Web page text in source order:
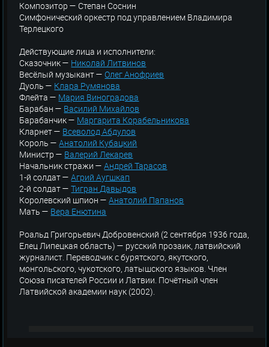
Композитор — Степан Соснин
Симфонический оркестр под управлением Владимира
Терлецкого
Действующие лица и исполнители:
Сказочник — Николай Литвинов
Весёлый музыкант —Олег Анофриев
Дуоль — Клара Румянова
Флейта — Мария Виноградова
Барабан — Василий Михайлов
Барабанчик — Маргарита Корабельникова
Кларнет — Всеволод Абдулов
Король —Анатолий Кубацкий
Министр — Валерий Лекарев
Начальник стражи —Андрей Тарасов
1-й солдат —Агрий Аугшкап
2-й солдат —Тигран Давыдов
Королевский шпион —Анатолий Папанов
Мать — Вера Енютина
Роальд Григорьевич Добровенский (2 сентября 1936 года,
Елец Липецкая область) — русский прозаик, латвийский
журналист. Переводчик с бурятского, якутского,
монгольского, чукотского, латышского языков. Член
Союза писателей России и Латвии. Почётный член
Латвийской академии наук (2002).